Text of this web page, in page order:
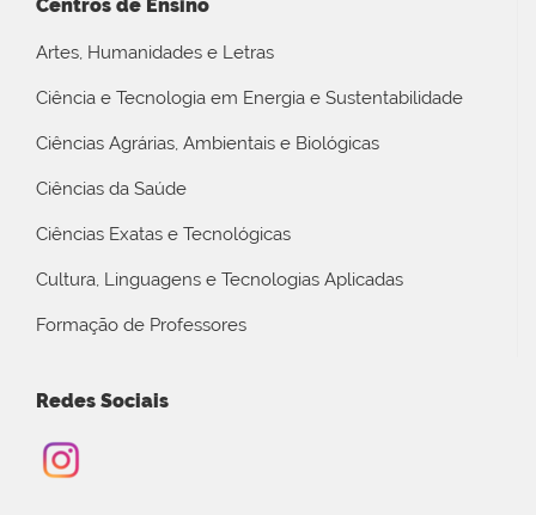
Centros de Ensino
Artes, Humanidades e Letras
Ciência e Tecnologia em Energia e Sustentabilidade
Ciências Agrárias, Ambientais e Biológicas
Ciências da Saúde
Ciências Exatas e Tecnológicas
Cultura, Linguagens e Tecnologias Aplicadas
Formação de Professores
Redes Sociais